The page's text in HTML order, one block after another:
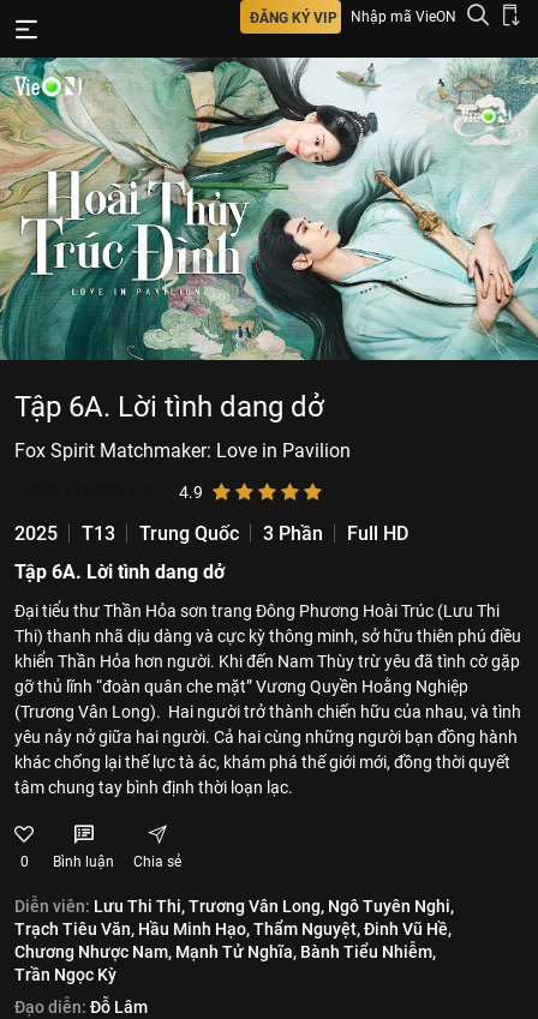
ĐĂNG KÝ VIP Nhập mã VieON
Tập 6A. Lời tình dang dở
Fox Spirit Matchmaker: Love in Pavilion
4.9
2025 T13 Trung Quốc 3 Phần
Full HD
Tập 6A. Lời tình dang dở
Đại tiểu thư Thần Hỏa sơn trang Đông Phương Hoài Trúc (Lưu Thi
Thi) thanh nhã dịu dàng và cực kỳ thông minh, sở hữu thiên phú điều
khiển Thần Hỏa hơn người. Khi đến Nam Thùy trừ yêu đã tình cờ gặp
gỡ thủ lĩnh “đoàn quân che mặt” Vương Quyền Hoằng Nghiệp
(Trương Vân Long). Hai người trở thành chiến hữu của nhau, và tình
yêu nảy nở giữa hai người. Cả hai cùng những người bạn đồng hành
khác chống lại thế lực tà ác, khám phá thế giới mới, đồng thời quyết
tâm chung tay bình định thời loạn lạc.
0 Bình luận Chia sẻ
Diễn viên: Lưu Thi Thi,Trương Vân Long, Ngô Tuyên Nghi,
Trạch Tiêu Văn, Hầu Minh Hạo,Thẩm Nguyệt,Đinh Vũ Hề,
Chương Nhược Nam, Mạnh Tử Nghĩa, Bành Tiểu Nhiễm,
Trần Ngọc Kỳ
Đạo diễn: Đỗ Lâm